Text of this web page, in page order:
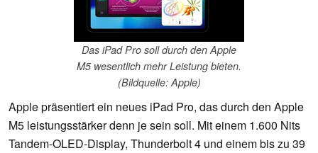
Das iPad Pro soll durch den Apple
M5 wesentlich mehr Leistung bieten.
(Bildquelle: Apple)
Apple präsentiert ein neues iPad Pro, das durch den Apple
M5 leistungsstärker denn je sein soll. Mit einem 1.600 Nits
Tandem-OLED-Display, Thunderbolt 4 und einem bis zu 39